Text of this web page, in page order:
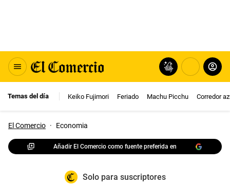
Temas del día Keiko Fujimori Feriado Machu Picchu Corredor
El Comercio · Economia
Añadir El Comercio como fuente preferida en
Solo para suscriptores